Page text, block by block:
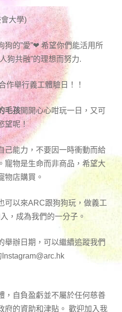
大學)
狗的”愛”❤ 希望你們能活用所
狗共融”的理想而努力.
作舉行義工體驗日！！
毛孩開開心心咁玩一日，又可
望呢！
己能力，不要因一時衝動而給
寵物是生命而非商品，希望大
物店購買。
可以來ARC跟狗狗玩，做義工
，成為我們的一分子。
舉辦日期，可以繼續追蹤我們
Instagram@arc.hk
，自負盈虧並不屬於任何慈善
府的資助和津貼。 歡迎加入我